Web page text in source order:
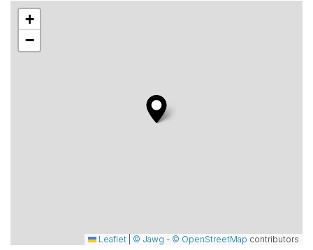
+
−
Leaflet © Jawg - © OpenStreetMap contributors